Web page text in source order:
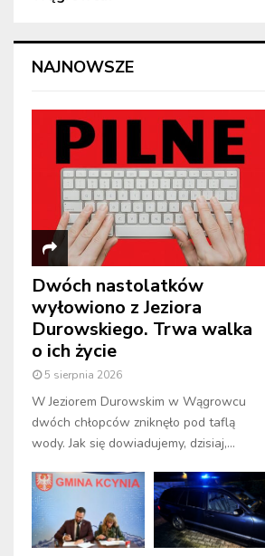
NAJNOWSZE
Dwóch nastolatków
wyłowiono z Jeziora
Durowskiego. Trwa walka
o ich życie
5 sierpnia 2026
W Jeziorem Durowskim w Wągrowcu
dwóch chłopców zniknęło pod taflą
wody. Jak się dowiadujemy, dzisiaj,...